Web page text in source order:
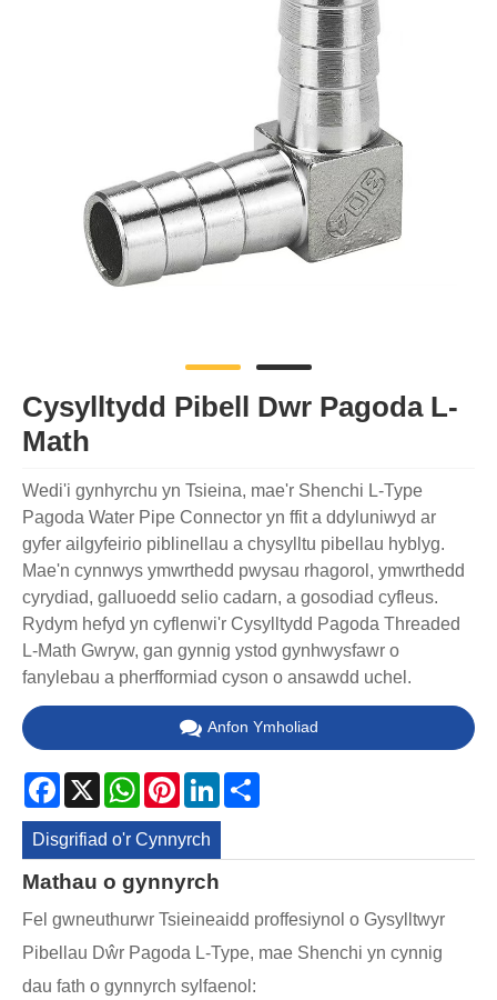
Cysylltydd Pibell Dwr Pagoda L-
Math
Wedi'i gynhyrchu yn Tsieina, mae'r Shenchi L-Type
Pagoda Water Pipe Connector yn ffit a ddyluniwyd ar
gyfer ailgyfeirio piblinellau a chysylltu pibellau hyblyg.
Mae'n cynnwys ymwrthedd pwysau rhagorol, ymwrthedd
cyrydiad, galluoedd selio cadarn, a gosodiad cyfleus.
Rydym hefyd yn cyflenwi'r Cysylltydd Pagoda Threaded
L-Math Gwryw, gan gynnig ystod gynhwysfawr o
fanylebau a pherfformiad cyson o ansawdd uchel.
Anfon Ymholiad
Facebook
X WhatsApp
PinterestLinkedIn
Disgrifiad o'r Cynnyrch
Mathau o gynnyrch
Fel gwneuthurwr Tsieineaidd proffesiynol o Gysylltwyr
Pibellau Dŵr Pagoda L-Type, mae Shenchi yn cynnig
dau fath o gynnyrch sylfaenol: